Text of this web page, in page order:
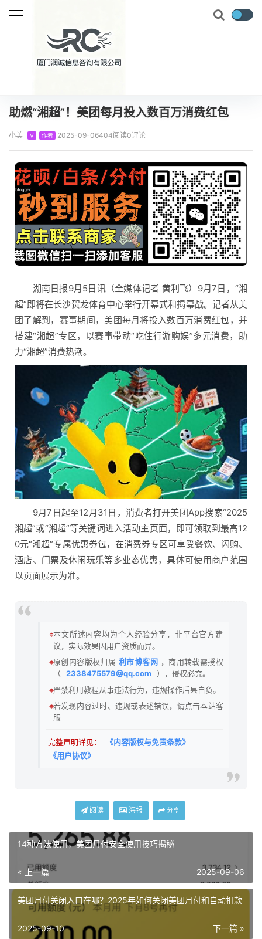
当前位置： 首页 知识百科
助燃“湘超”！美团每月投入数百万消费红包
小美 V 作者 2025-09-06404阅读0评论
湖南日报9月5日讯（全媒体记者 黄利飞）9月7日，“湘
超”即将在长沙贺龙体育中心举行开幕式和揭幕战。记者从美
团了解到，赛事期间，美团每月将投入数百万消费红包，并
搭建“湘超”专区，以赛事带动“吃住行游购娱”多元消费，助
力“湘超”消费热潮。
9月7日起至12月31日，消费者打开美团App搜索“2025
湘超”或“湘超”等关键词进入活动主页面，即可领取到最高12
0元“湘超”专属优惠券包，在消费券专区可享受餐饮、闪购、
酒店、门票及休闲玩乐等多业态优惠，具体可使用商户范围
以页面展示为准。
🔹本文所述内容均为个人经验分享，非平台官方建
议，实际效果因用户资质而异。
🔹原创内容版权归属 利市博客网 ，商用转载需授权
（
2338475579@qq.com
），侵权必究。
🔹严禁利用教程从事违法行为，违规操作后果自负。
🔹若发现内容过时、违规或表述错误，请点击本站客
服
完整声明详见：
《内容版权与免责条款》
《用户协议》
阅读 海报 分享
14种方法使用，美团月付安全使用技巧揭秘
« 上一篇 2025-09-06
美团月付关闭入口在哪？2025年如何关闭美团月付和自动扣款
下一篇 »
2025-09-10